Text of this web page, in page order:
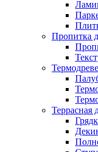
Пропитка
Террасная